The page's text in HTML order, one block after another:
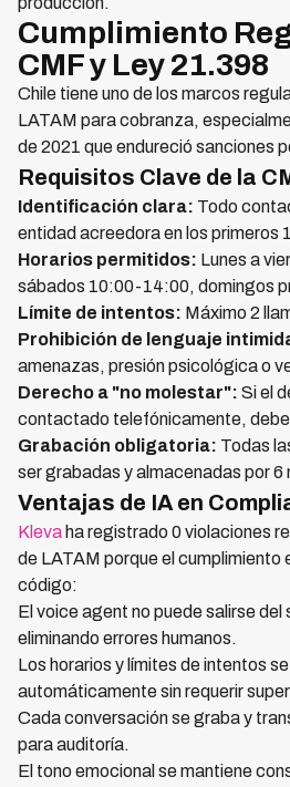
Cumplimiento
CMF y Ley 21.398
Chile tiene uno de los marcos
LATAM para cobranza,
de 2021 que endureció sanciones
Requisitos Clave de la
Identificación clara: Todo
entidad acreedora en los primeros
Horarios permitidos: Lunes a
sábados 10:00-14:00, domingos
Límite de intentos: Máximo 2
Prohibición de lenguaje
amenazas, presión psicológica o
Derecho a "no molestar": Si el
contactado telefónicamente,
Grabación obligatoria: Todas
ser grabadas y almacenadas por 6
Ventajas de IA en
Kleva ha registrado 0 violaciones
de LATAM porque el cumplimiento
código:
El voice agent no puede salirse
eliminando errores humanos.
Los horarios y límites de intentos
automáticamente sin requerir
Cada conversación se graba y
para auditoría.
El tono emocional se mantiene